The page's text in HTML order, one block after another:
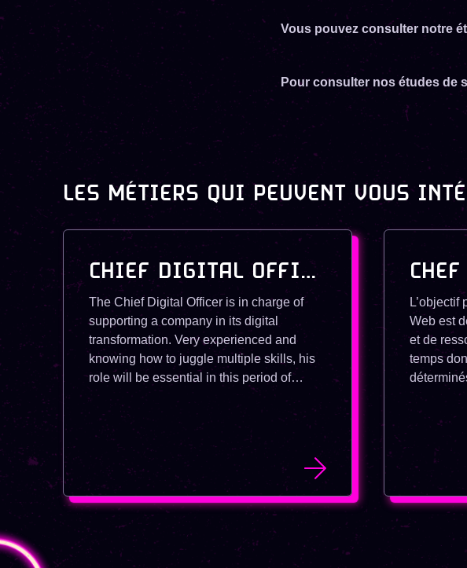
Vous pouvez consulter notre
Pour consulter nos études de
LES MÉTIERS QUI PEUVENT VOUS
CHIEF DIGITAL OFFICER
The Chief Digital Officer is in charge of
supporting a company in its digital
transformation. Very experienced and
knowing how to juggle multiple skills, his
role will be essential in this period of
transition.
L’objectif
Web est
et de
temps